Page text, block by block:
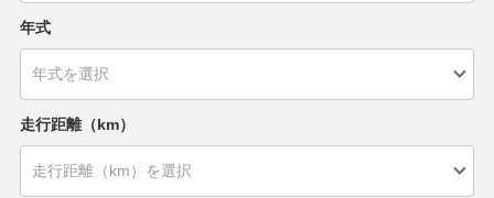
年式
走行距離（km）